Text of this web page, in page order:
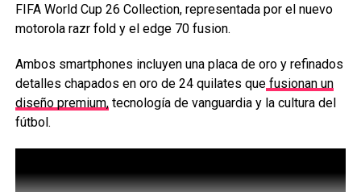
FIFA World Cup 26 Collection, representada por el nuevo
motorola razr fold y el edge 70 fusion.
Ambos smartphones incluyen una placa de oro y refinados
detalles chapados en oro de 24 quilates quefusionan un
diseño premium,tecnología de vanguardia y la cultura del
fútbol.